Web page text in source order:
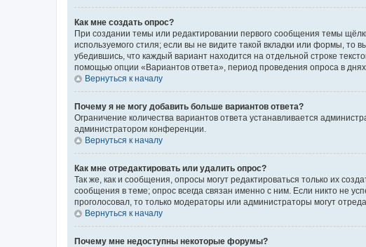
Как мне создать опрос?
При создании темы или редактировании первого сообщения темы
используемого стиля; если вы не видите такой вкладки или формы, то
убедившись, что каждый вариант находится на отдельной строке
помощью опции «Вариантов ответа», период проведения опроса в
Вернуться к началу
Почему я не могу добавить больше вариантов ответа?
Ограничение количества вариантов ответа устанавливается
администратором конференции.
Вернуться к началу
Как мне отредактировать или удалить опрос?
Так же, как и сообщения, опросы могут редактироваться только их
сообщения в теме; опрос всегда связан именно с ним. Если никто не
проголосовал, то только модераторы или администраторы могут
Вернуться к началу
Почему мне недоступны некоторые форумы?